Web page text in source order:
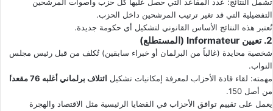
التفضيلية التي قد تغير ترتيب المرشحين داخل الحزب.
تُعتبر هذه النتائج الأساس القانوني لتشكيل أي حكومة جديدة.
2. تعيين Informateur (المستطلع)
شخصية محايدة (غالباً من البرلمان أو خبراء سابقين) تُكلف من قبل رئيس مجلس
النواب.
مهمته: لقاء قادة الأحزاب لمعرفة إمكانيات تشكيل ائتلاف برلماني أغلبه 76 مقعدا
من أصل 150.
يعمل على تقييم توافق الأحزاب في القضايا الرئيسية مثل الاقتصاد والهجرة